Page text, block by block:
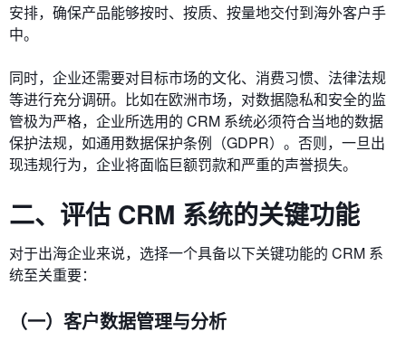
安排，确保产品能够按时、按质、按量地交付到海外客户手
中。
同时，企业还需要对目标市场的文化、消费习惯、法律法规
等进行充分调研。比如在欧洲市场，对数据隐私和安全的监
管极为严格，企业所选用的 CRM 系统必须符合当地的数据
保护法规，如通用数据保护条例（GDPR）。否则，一旦出
现违规行为，企业将面临巨额罚款和严重的声誉损失。
二、评估 CRM 系统的关键功能
对于出海企业来说，选择一个具备以下关键功能的 CRM 系
统至关重要：
（一）客户数据管理与分析